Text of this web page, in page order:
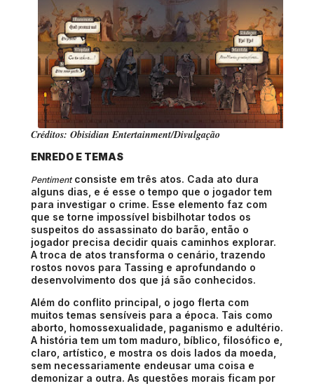
Créditos: Obisidian Entertainment/Divulgação
ENREDO E TEMAS
Pentimentconsiste em três atos. Cada ato dura
alguns dias, e é esse o tempo que o jogador tem
para investigar o crime. Esse elemento faz com
que se torne impossível bisbilhotar todos os
suspeitos do assassinato do barão, então o
jogador precisa decidir quais caminhos explorar.
A troca de atos transforma o cenário, trazendo
rostos novos para Tassing e aprofundando o
desenvolvimento dos que já são conhecidos.
Além do conflito principal, o jogo flerta com
muitos temas sensíveis para a época. Tais como
aborto, homossexualidade, paganismo e adultério.
A história tem um tom maduro, bíblico, filosófico e,
claro, artístico, e mostra os dois lados da moeda,
sem necessariamente endeusar uma coisa e
demonizar a outra. As questões morais ficam por